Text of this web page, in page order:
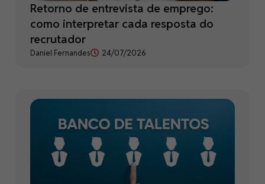
Retorno de entrevista de emprego:
como interpretar cada resposta do
recrutador
Daniel Fernandes 24/07/2026